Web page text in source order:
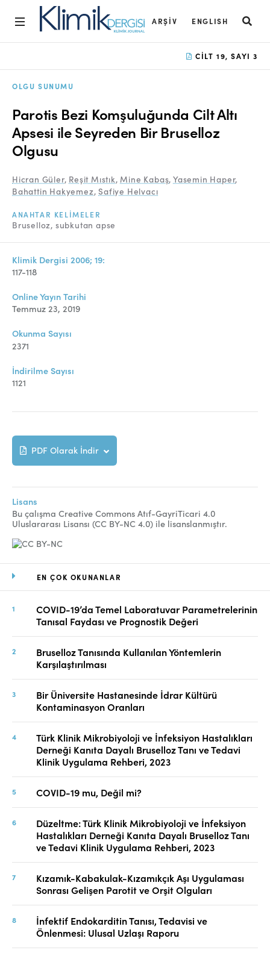
ARŞIV ENGLISH
Açık Erişim İlkesi
Yayın Kurulu
Etik İlkeler
Editoryal Süreç
Danışmanlık Süreci
Online Makale Gönderimi
Dizinler
İletişim
EN ÇOK OKUNANLAR
COVID-19’da Temel Laboratuvar Parametrelerinin
Tanısal Faydası ve Prognostik Değeri
Bruselloz Tanısında Kullanılan Yöntemlerin
Karşılaştırılması
Bir Üniversite Hastanesinde İdrar Kültürü
Kontaminasyon Oranları
Türk Klinik Mikrobiyoloji ve İnfeksiyon Hastalıkları
Derneği Kanıta Dayalı Bruselloz Tanı ve Tedavi
Klinik Uygulama Rehberi, 2023
COVID-19 mu, Değil mi?
Düzeltme: Türk Klinik Mikrobiyoloji ve İnfeksiyon
Hastalıkları Derneği Kanıta Dayalı Bruselloz Tanı
ve Tedavi Klinik Uygulama Rehberi, 2023
Kızamık-Kabakulak-Kızamıkçık Aşı Uygulaması
Sonrası Gelişen Parotit ve Orşit Olguları
İnfektif Endokarditin Tanısı, Tedavisi ve
Önlenmesi: Ulusal Uzlaşı Raporu
CILT 19, SAYI 3
OLGU SUNUMU
Parotis Bezi Komşuluğunda Cilt Altı
Apsesi ile Seyreden Bir Bruselloz
Olgusu
Hicran Güler, Reşit Mıstık,Mine Kabaş,Yasemin Haper,
Bahattin Hakyemez,Safiye Helvacı
ANAHTAR KELIMELER
Bruselloz subkutan apse
Klimik Dergisi 2006; 19:
117-118
Online Yayın Tarihi
Temmuz 23, 2019
Okunma Sayısı
2371
İndirilme Sayısı
1121
PDF Olarak İndir
Lisans
Bu çalışma Creative Commons Atıf-GayriTicari 4.0
Uluslararası Lisansı (CC BY-NC 4.0) ile lisanslanmıştır.